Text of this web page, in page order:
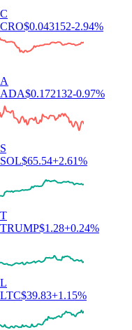
C
CRO$0.043152-2.94%
A
ADA$0.172132-0.97%
S
SOL$65.54+2.61%
T
TRUMP$1.28+0.24%
L
LTC$39.83+1.15%